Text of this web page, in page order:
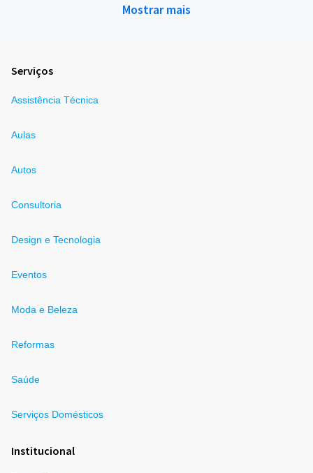
Mostrar mais
Serviços
Assistência Técnica
Aulas
Autos
Consultoria
Design e Tecnologia
Eventos
Moda e Beleza
Reformas
Saúde
Serviços Domésticos
Institucional